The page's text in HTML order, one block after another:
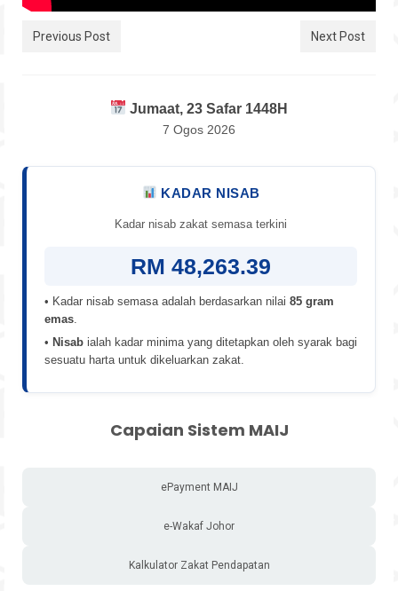
Previous Post Next Post
Jumaat, 23 Safar 1448H
7 Ogos 2026
KADAR NISAB
Kadar nisab zakat semasa terkini
RM 48,263.39
• Kadar nisab semasa adalah berdasarkan nilai 85 gram
emas
• Nisab ialah kadar minima yang ditetapkan oleh syarak bagi
sesuatu harta untuk dikeluarkan zakat.
Capaian Sistem MAIJ
ePayment MAIJ
e-Wakaf Johor
Kalkulator Zakat Pendapatan